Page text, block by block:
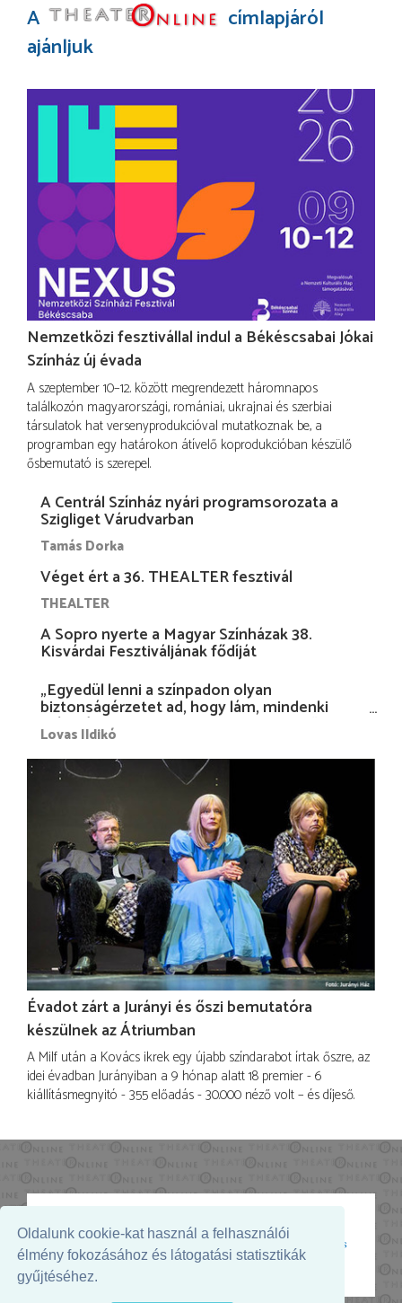
Oldalunk cookie-kat használ a felhasználói
élmény fokozásához és látogatási statisztikák
gyűjtéséhez.
A
címlapjáról
ajánljuk
Nemzetközi fesztivállal indul a Békéscsabai Jókai
Színház új évada
A szeptember 10–12. között megrendezett háromnapos
találkozón magyarországi, romániai, ukrajnai és szerbiai
társulatok hat versenyprodukcióval mutatkoznak be, a
programban egy határokon átívelő koprodukcióban készülő
ősbemutató is szerepel.
A Centrál Színház nyári programsorozata a
Szigliget Várudvarban
Tamás Dorka
Véget ért a 36. THEALTER fesztivál
THEALTER
A Sopro nyerte a Magyar Színházak 38.
Kisvárdai Fesztiváljának fődíját
„Egyedül lenni a színpadon olyan
biztonságérzetet ad, hogy lám, mindenki
más nélkül is megvagyok magammal…”
Lovas Ildikó
Évadot zárt a Jurányi és őszi bemutatóra
készülnek az Átriumban
A Milf után a Kovács ikrek egy újabb színdarabot írtak őszre, az
idei évadban Jurányiban a 9 hónap alatt 18 premier - 6
kiállításmegnyitó - 355 előadás - 30.000 néző volt – és díjeső.
Az oldal megjelenését támogatja: